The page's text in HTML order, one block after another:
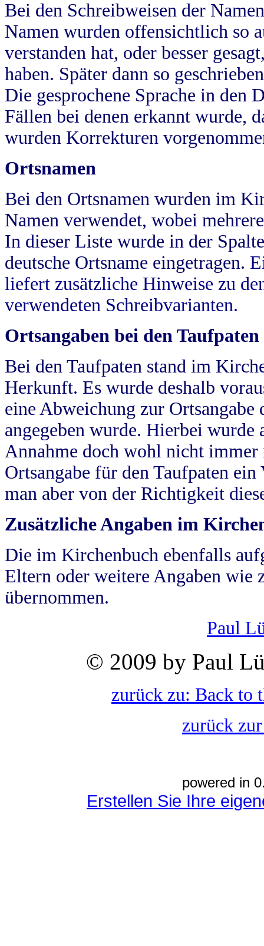
Bei den Schreibweisen der
Namen wurden offensichtlich so
verstanden hat, oder besser
haben. Später dann so
Die gesprochene Sprache in
Fällen bei denen erkannt wurde,
wurden Korrekturen
Ortsnamen
Bei den Ortsnamen wurden im
Namen verwendet, wobei
In dieser Liste wurde in der
deutsche Ortsname eingetragen.
liefert zusätzliche Hinweise zu
verwendeten Schreibvarianten.
Ortsangaben bei den Taufpaten
Bei den Taufpaten stand im
Herkunft. Es wurde deshalb
eine Abweichung zur
angegeben wurde. Hierbei wurde
Annahme doch wohl nicht
Ortsangabe für den Taufpaten
man aber von der Richtigkeit
Zusätzliche Angaben im
Die im Kirchenbuch ebenfalls
Eltern oder weitere Angaben wie
übernommen.
Paul
© 2009 by Paul
zurück zu: Back to
zurück
powered in
Erstellen Sie Ihre